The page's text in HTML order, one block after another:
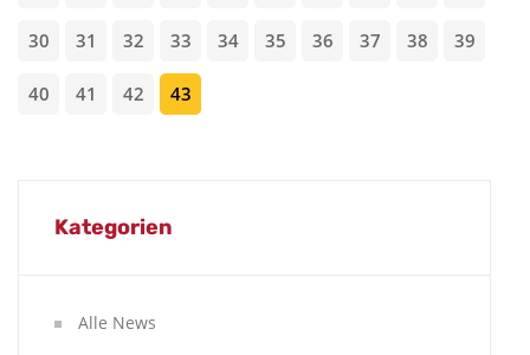
30 31 32 33 34 35 36 37 38 39
40 41 42 43
Kategorien
Alle News